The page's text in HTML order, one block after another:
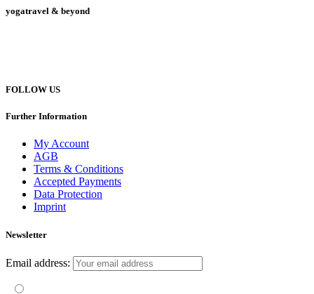
yogatravel & beyond
FOLLOW US
Further Information
My Account
AGB
Terms & Conditions
Accepted Payments
Data Protection
Imprint
Newsletter
Email address: